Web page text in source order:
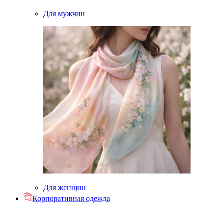
Для мужчин
Для женщин
Корпоративная одежда